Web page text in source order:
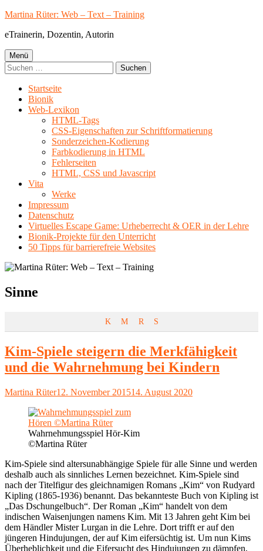
Springe
Inhalt
Martina Rüter: Web – Text – Training
eTrainerin, Dozentin, Autorin
Primäres
Menü
Menü
Suchen
nach:
Startseite
Bionik
Web-Lexikon
HTML-Tags
CSS-Eigenschaften zur Schriftformatierung
Sonderzeichen-Kodierung
Farbkodierung in HTML
Fehlerseiten
HTML, CSS und Javascript
Vita
Werke
Impressum
Datenschutz
Virtuelles Escape Game: Urheberrecht & OER in der Lehre
Bionik-Projekte für den Unterricht
50 Tipps für barrierefreie Websites
Schlagwort:
Sinne
K M R S
Kim-Spiele steigern die Merkfähigkeit
und die Wahrnehmung bei Kindern
Autor
Martina RüterVeröffentlicht
12. November 201514. August 2020
Wahrnehmungsspiel Hör-Kim
©Martina Rüter
Kim-Spiele sind altersunabhängige Spiele für alle Sinne und werden
deshalb auch als sinnliches Lernen bezeichnet. Kim-Spiele sind
nach der Titelfigur des gleichnamigen Romans „Kim“ von Rudyard
Kipling (1865-1936) benannt. Das bekannteste Buch von Kipling ist
„Das Dschungelbuch“. Der Roman „Kim“ handelt von dem
indischen Waisenjungen namens Kim. Mit 13 Jahren geht Kim bei
dem Händler Mister Lurgan in die Lehre. Dort trifft er auf den
jüngeren Hindujungen, der auf Kim eifersüchtig ist. Um nun Kims
Überheblichkeit und die Eifersucht des Hindujungen zu dämpfen,